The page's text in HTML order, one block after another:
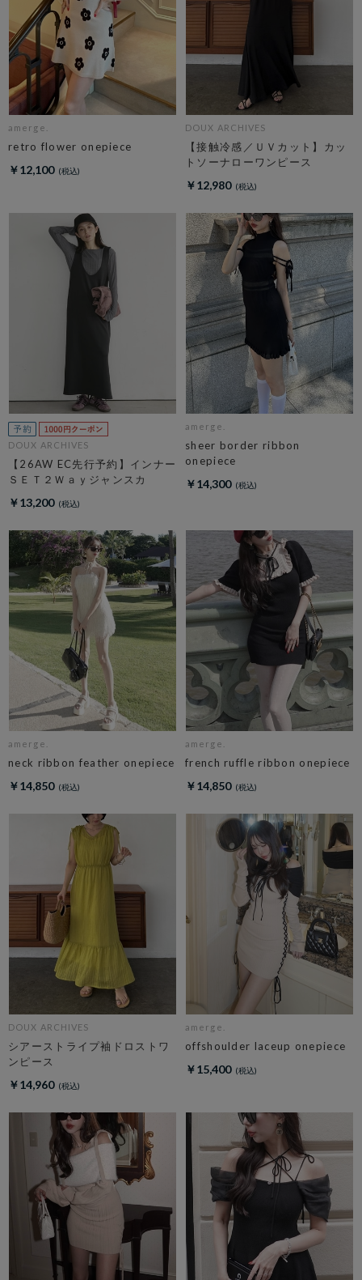
amerge.
retro flower onepiece
￥12,100
DOUX ARCHIVES
【接触冷感／ＵＶカット】カッ
トソーナローワンピース
￥12,980
DOUX ARCHIVES
【26AW EC先行予約】インナー
ＳＥＴ２Ｗａｙジャンスカ
￥13,200
amerge.
sheer border ribbon
onepiece
￥14,300
amerge.
neck ribbon feather onepiece
￥14,850
amerge.
french ruffle ribbon onepiece
￥14,850
DOUX ARCHIVES
シアーストライプ袖ドロストワ
ンピース
￥14,960
amerge.
offshoulder laceup onepiece
￥15,400